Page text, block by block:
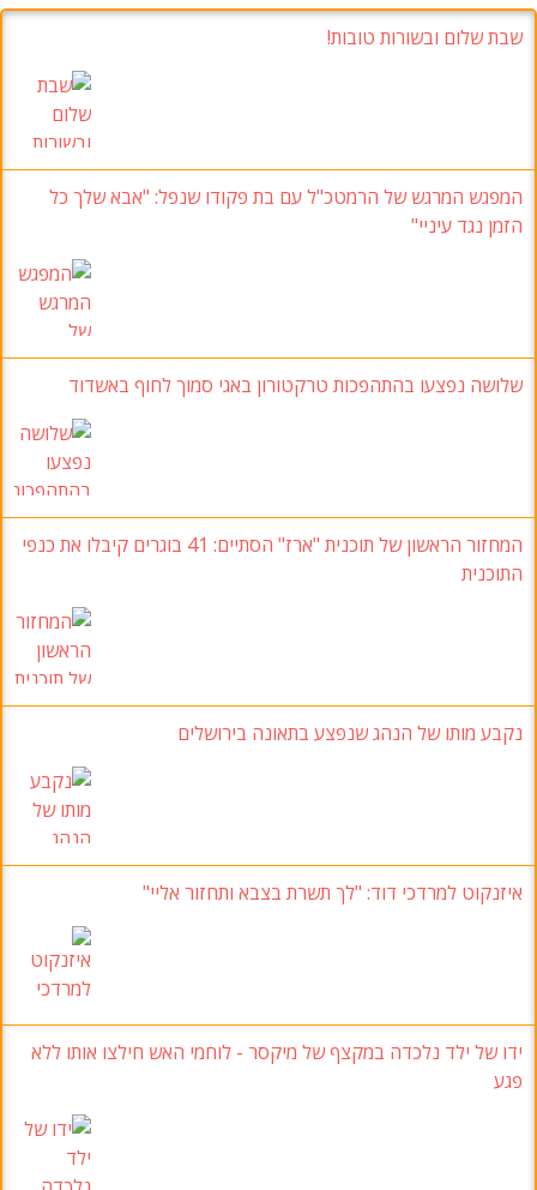
שבת שלום ובשורות טובות!
המפגש המרגש של הרמטכ"ל עם בת פקודו שנפל: "אבא שלך כל
הזמן נגד עיניי"
שלושה נפצעו בהתהפכות טרקטורון באגי סמוך לחוף באשדוד
המחזור הראשון של תוכנית "ארז" הסתיים: 41
בוגרים קיבלו את כנפי
התוכנית
נקבע מותו של הנהג שנפצע בתאונה בירושלים
איזנקוט למרדכי דוד: "לך תשרת בצבא ותחזור אליי"
ידו של ילד נלכדה במקצף של מיקסר - לוחמי האש חילצו אותו ללא
פגע